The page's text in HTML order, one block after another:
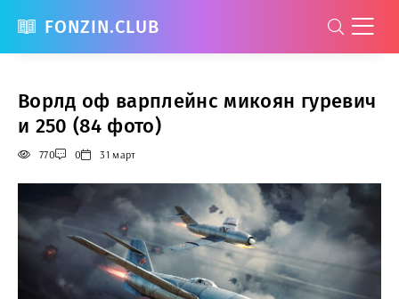
FONZIN.CLUB
Ворлд оф варплейнс микоян гуревич
и 250 (84 фото)
770 0 31 март